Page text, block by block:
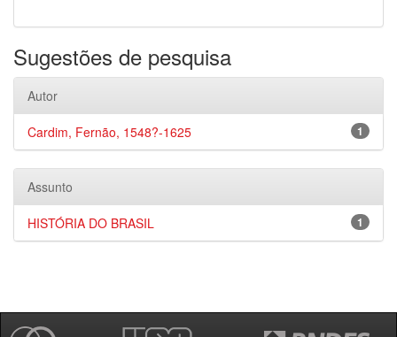
Sugestões de pesquisa
Autor
1
Cardim, Fernão, 1548?-1625
Assunto
1
HISTÓRIA DO BRASIL